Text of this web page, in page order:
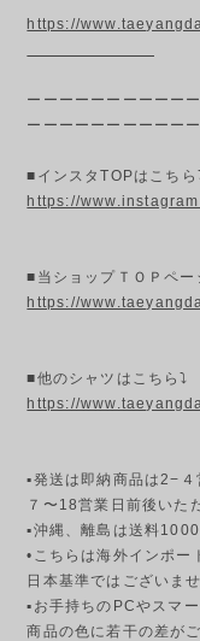
https://
ーーーーーーーーーー
ーーーーーーーーーー
■インスタTOPはこちら
https://
■当ショップＴＯＰペー
https://
■他のシャツはこちら⤵
https://
▪発送は即納商品は2−
７〜18営業日前後いた
▪︎沖縄、離島は送料
•こちらは海外インポー
日本基準ではございま
▪︎お手持ちのPCやスマ
商品の色に若干の差が